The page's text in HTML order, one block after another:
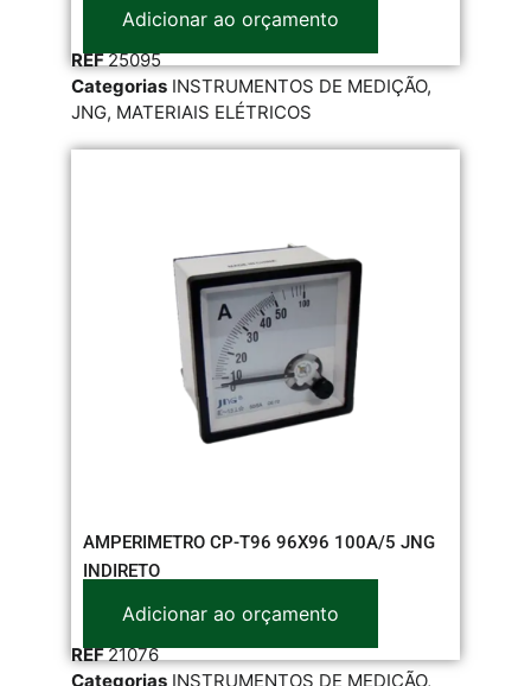
Adicionar ao orçamento
REF25095
Categorias INSTRUMENTOS DE MEDIÇÃO,
JNG, MATERIAIS ELÉTRICOS
AMPERIMETRO CP-T96 96X96 100A/5 JNG
INDIRETO
Adicionar ao orçamento
REF21076
Categorias INSTRUMENTOS DE MEDIÇÃO,